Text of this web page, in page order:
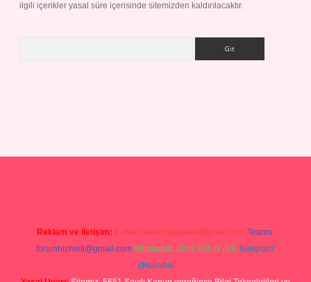
ilgili içerikler yasal süre içerisinde sitemizden kaldırılacaktır.
Reklam ve İletişim: E-mail: backlinkpaneli@gmail.com Teams:
forumhizmeti@gmail.com Whatsapp: 0262 606 0 726 Telegram:
@karabul